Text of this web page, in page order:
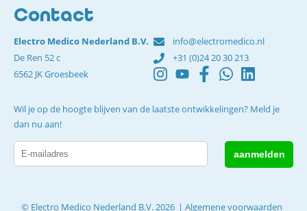
Contact
Electro Medico Nederland B.V.
De Ren 52 c
6562 JK Groesbeek
info@electromedico.nl
+31 (0)24 20 30 213
Wil je op de hoogte blijven van de laatste ontwikkelingen? Meld je
dan nu aan!
© Electro Medico Nederland B.V. 2026 Algemene voorwaarden